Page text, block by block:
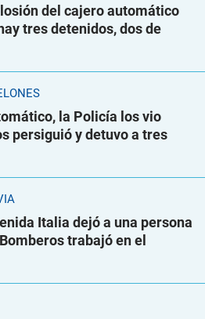
del cajero automático
tres detenidos, dos de
la Policía los vio
persiguió y detuvo a tres
Italia dejó a una persona
trabajó en el